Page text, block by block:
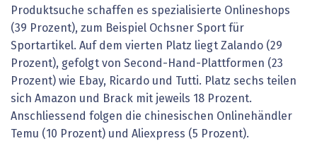
Produktsuche schaffen es spezialisierte Onlineshops
(39 Prozent), zum Beispiel Ochsner Sport für
Sportartikel. Auf dem vierten Platz liegt Zalando (29
Prozent), gefolgt von Second-Hand-Plattformen (23
Prozent) wie Ebay, Ricardo und Tutti. Platz sechs teilen
sich Amazon und Brack mit jeweils 18 Prozent.
Anschliessend folgen die chinesischen Onlinehändler
Temu (10 Prozent) und Aliexpress (5 Prozent).